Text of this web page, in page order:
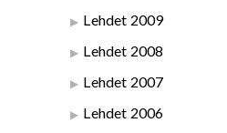
Lehdet 2009
Lehdet 2008
Lehdet 2007
Lehdet 2006